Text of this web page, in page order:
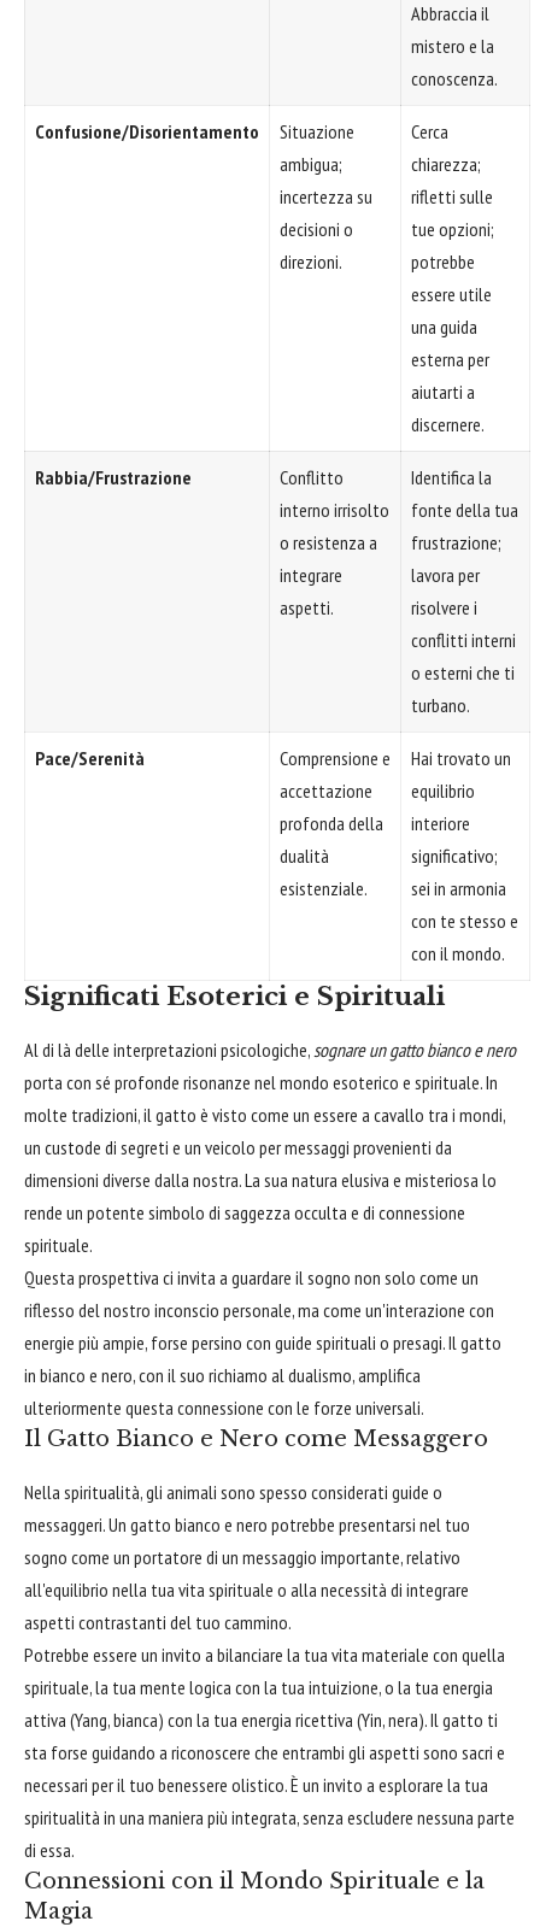
Abbraccia il
mistero e la
conoscenza.
Confusione/Disorientamento
Situazione
ambigua;
incertezza su
decisioni o
direzioni.
Cerca
chiarezza;
rifletti sulle
tue opzioni;
potrebbe
essere utile
una guida
esterna per
aiutarti a
discernere.
Rabbia/Frustrazione
Conflitto
interno irrisolto
o resistenza a
integrare
aspetti.
Identifica la
fonte della tua
frustrazione;
lavora per
risolvere i
conflitti interni
o esterni che ti
turbano.
Pace/Serenità
Comprensione e
accettazione
profonda della
dualità
esistenziale.
Hai trovato un
equilibrio
interiore
significativo;
sei in armonia
con te stesso e
con il mondo.
Significati Esoterici e Spirituali
Al di là delle interpretazioni psicologiche,sognare un gatto bianco e nero
porta con sé profonde risonanze nel mondo esoterico e spirituale. In
molte tradizioni, il gatto è visto come un essere a cavallo tra i mondi,
un custode di segreti e un veicolo per messaggi provenienti da
dimensioni diverse dalla nostra. La sua natura elusiva e misteriosa lo
rende un potente simbolo di saggezza occulta e di connessione
spirituale.
Questa prospettiva ci invita a guardare il sogno non solo come un
riflesso del nostro inconscio personale, ma come un'interazione con
energie più ampie, forse persino con guide spirituali o presagi. Il gatto
in bianco e nero, con il suo richiamo al dualismo, amplifica
ulteriormente questa connessione con le forze universali.
Il Gatto Bianco e Nero come Messaggero
Nella spiritualità, gli animali sono spesso considerati guide o
messaggeri. Un gatto bianco e nero potrebbe presentarsi nel tuo
sogno come un portatore di un messaggio importante, relativo
all'equilibrio nella tua vita spirituale o alla necessità di integrare
aspetti contrastanti del tuo cammino.
Potrebbe essere un invito a bilanciare la tua vita materiale con quella
spirituale, la tua mente logica con la tua intuizione, o la tua energia
attiva (Yang, bianca) con la tua energia ricettiva (Yin, nera). Il gatto ti
sta forse guidando a riconoscere che entrambi gli aspetti sono sacri e
necessari per il tuo benessere olistico. È un invito a esplorare la tua
spiritualità in una maniera più integrata, senza escludere nessuna parte
di essa.
Connessioni con il Mondo Spirituale e la
Magia